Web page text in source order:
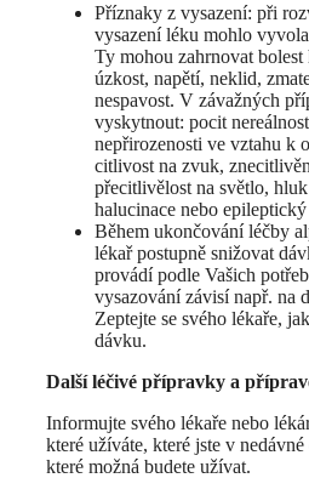
Příznaky z vysazení: při
vysazení léku mohlo
Ty mohou zahrnovat
úzkost, napětí, neklid,
nespavost. V závažných
vyskytnout: pocit
nepřirozenosti ve vztahu k
citlivost na zvuk,
přecitlivělost na světlo,
halucinace nebo
Během ukončování léčby
lékař postupně snižovat
provádí podle Vašich
vysazování závisí např. na
Zeptejte se svého lékaře,
dávku.
Další léčivé přípravky a
Informujte svého lékaře nebo
které užíváte, které jste v
které možná budete užívat.